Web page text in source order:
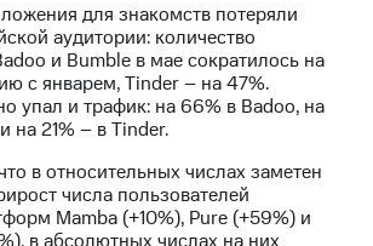
для знакомств потеряли
аудитории: количество
и Bumble в мае сократилось на
с январем, Tinder – на 47%.
упал и трафик: на 66% в Badoo, на
на 21% – в Tinder.
в относительных числах заметен
числа пользователей
Mamba (+10%), Pure (+59%) и